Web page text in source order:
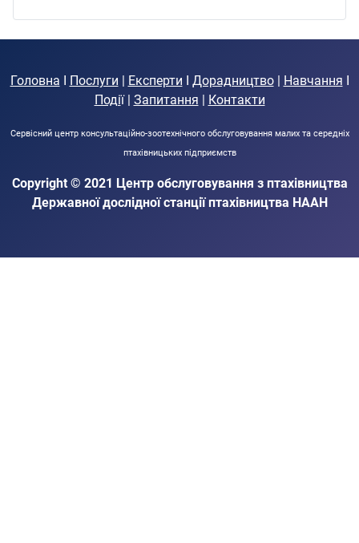
Головна Послуги Експерти Дорадництво| Навчання
Події | Запитання Контакти
Сервісний центр консультаційно-зоотехнічного обслуговування малих та середніх
птахівницьких підприємств
Copyright © 2021 Центр обслуговування з птахівництва
Державної дослідної станції птахівництва НААН